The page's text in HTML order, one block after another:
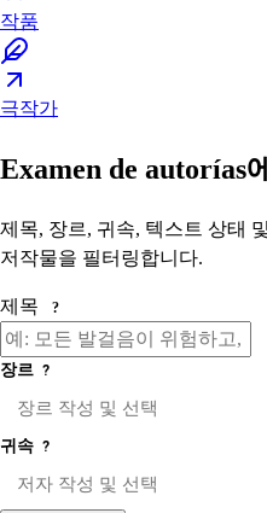
작품
극작가
Examen de autorías
제목, 장르, 귀속, 텍스트 상태
저작물을 필터링합니다.
제목 ?
장르 ?
귀속 ?